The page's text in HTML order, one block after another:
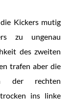
Kickers mutig
zu ungenau
des zweiten
trafen aber die
der rechten
ins linke